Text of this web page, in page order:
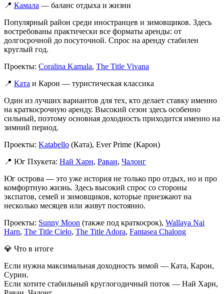
📍 Камала — баланс отдыха и жизни
Популярный район среди иностранцев и зимовщиков. Здесь
востребованы практически все форматы аренды: от
долгосрочной до посуточной. Спрос на аренду стабилен
круглый год.
Проекты: Coralina Kamala, The Title Vivana
📍 Ката и Карон — туристическая классика
Один из лучших вариантов для тех, кто делает ставку именно
на краткосрочную аренду. Высокий сезон здесь особенно
сильный, поэтому основная доходность приходится именно на
зимний период.
Проекты: Katabello (Ката), Ever Prime (Карон)
📍 Юг Пхукета: Най Харн, Раваи, Чалонг
Юг острова — это уже история не только про отдых, но и про
комфортную жизнь. Здесь высокий спрос со стороны
экспатов, семей и зимовщиков, которые приезжают на
несколько месяцев или живут постоянно.
Проекты: Sunny Moon (также под краткосрок), Wallaya Nai
Harn, The Title Cielo, The Title Adora, Fantasea Chalong
💎 Что в итоге
Если нужна максимальная доходность зимой — Ката, Карон,
Сурин.
Если хотите стабильный круглогодичный поток — Най Харн,